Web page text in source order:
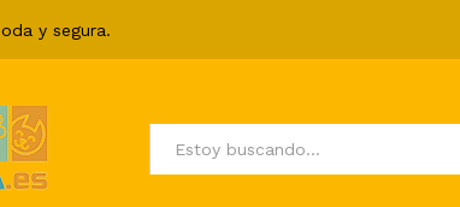
y segura.
Todos
Specification